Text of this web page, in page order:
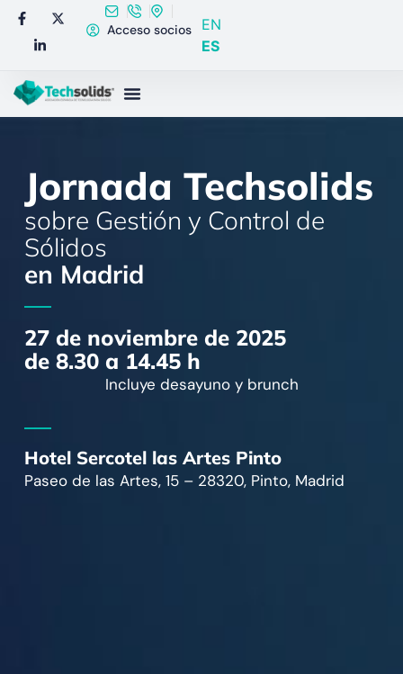
Acceso socios
EN
ES
Jornada Techsolids
sobre Gestión y Control de
Sólidos
en Madrid
27 de noviembre de 2025
de 8.30 a 14.45 h
Incluye desayuno y brunch
Hotel Sercotel las Artes Pinto
Paseo de las Artes, 15 – 28320, Pinto, Madrid